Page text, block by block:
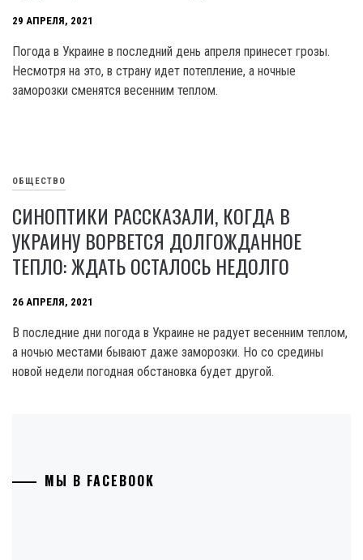
29 АПРЕЛЯ, 2021
Погода в Украине в последний день апреля принесет грозы.
Несмотря на это, в страну идет потепление, а ночные
заморозки сменятся весенним теплом.
ОБЩЕСТВО
СИНОПТИКИ РАССКАЗАЛИ, КОГДА В
УКРАИНУ ВОРВЕТСЯ ДОЛГОЖДАННОЕ
ТЕПЛО: ЖДАТЬ ОСТАЛОСЬ НЕДОЛГО
26 АПРЕЛЯ, 2021
В последние дни погода в Украине не радует весенним теплом,
а ночью местами бывают даже заморозки. Но со средины
новой недели погодная обстановка будет другой.
МЫ В FACEBOOK